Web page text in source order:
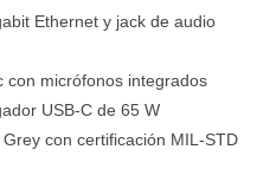
Ethernet y jack de audio
con micrófonos integrados
USB-C de 65 W
con certificación MIL-STD